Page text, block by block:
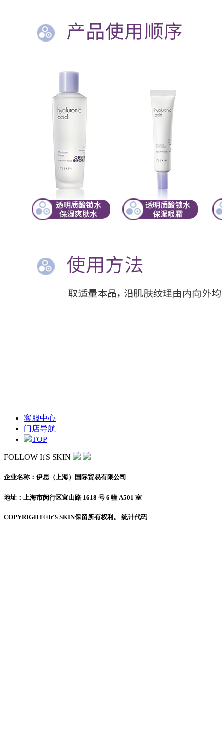
客服中心
门店导航
TOP
FOLLOW It'S SKIN
企业名称：伊思（上海）国际贸易有限公司
地址：上海市闵行区宜山路 1618 号 6 幢 A501 室
COPYRIGHT©It'S SKIN保留所有权利。 统计代码